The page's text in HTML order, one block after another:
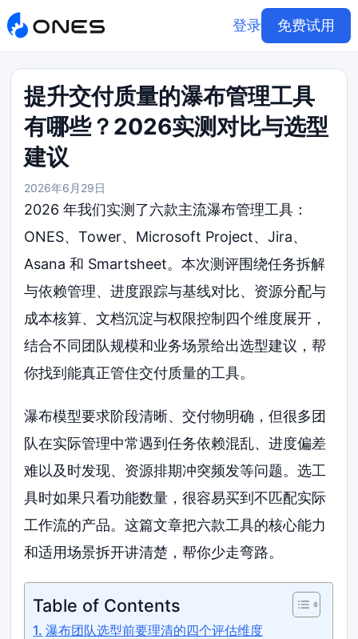
登录 免费试用
提升交付质量的瀑布管理工具
有哪些？2026实测对比与选型
建议
2026年6月29日
2026 年我们实测了六款主流瀑布管理工具：
ONES、Tower、Microsoft Project、Jira、
Asana 和 Smartsheet。本次测评围绕任务拆解
与依赖管理、进度跟踪与基线对比、资源分配与
成本核算、文档沉淀与权限控制四个维度展开，
结合不同团队规模和业务场景给出选型建议，帮
你找到能真正管住交付质量的工具。
瀑布模型要求阶段清晰、交付物明确，但很多团
队在实际管理中常遇到任务依赖混乱、进度偏差
难以及时发现、资源排期冲突频发等问题。选工
具时如果只看功能数量，很容易买到不匹配实际
工作流的产品。这篇文章把六款工具的核心能力
和适用场景拆开讲清楚，帮你少走弯路。
Table of Contents
瀑布团队选型前要理清的四个评估维度